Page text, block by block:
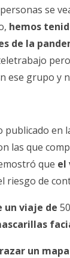
se
hemos
de la
ese grupo y
publicado en
las que
que el
riesgo de
un viaje de
un